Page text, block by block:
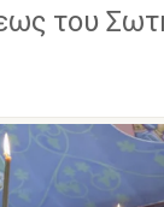
του